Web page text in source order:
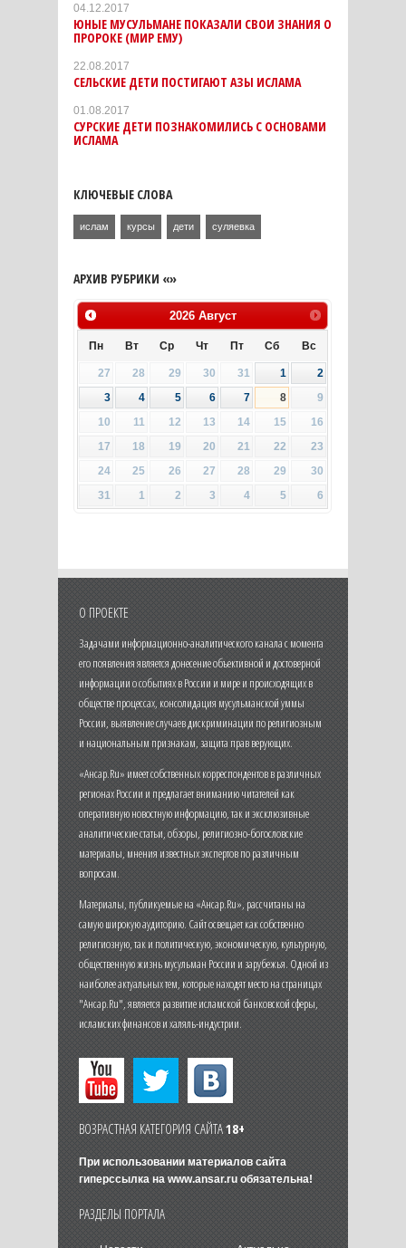
04.12.2017
ЮНЫЕ МУСУЛЬМАНЕ ПОКАЗАЛИ СВОИ ЗНАНИЯ О
ПРОРОКЕ (МИР ЕМУ)
22.08.2017
СЕЛЬСКИЕ ДЕТИ ПОСТИГАЮТ АЗЫ ИСЛАМА
01.08.2017
СУРСКИЕ ДЕТИ ПОЗНАКОМИЛИСЬ С ОСНОВАМИ
ИСЛАМА
КЛЮЧЕВЫЕ СЛОВА
ислам курсы дети суляевка
АРХИВ РУБРИКИ «»
2026 Август
Пн Вт Ср Чт Пт Сб Вс
27 28 29 30 31 1
2
3
4 5 6 7 8
9
10
11 12 13 14 15
16
17
18 19 20 21 22
23
24
25 26 27 28 29
30
31
1 2 3 4 5 6
О ПРОЕКТЕ
Задачами информационно-аналитического канала с момента
его появления является донесение объективной и достоверной
информации о событиях в России и мире и происходящих в
обществе процессах, консолидация мусульманской уммы
России, выявление случаев дискриминации по религиозным
и национальным признакам, защита прав верующих.
«Ансар.Ru» имеет собственных корреспондентов в различных
регионах России и предлагает вниманию читателей как
оперативную новостную информацию, так и эксклюзивные
аналитические статьи, обзоры, религиозно-богословские
материалы, мнения известных экспертов по различным
вопросам.
Материалы, публикуемые на «Ансар.Ru», рассчитаны на
самую широкую аудиторию. Сайт освещает как собственно
религиозную, так и политическую, экономическую, культурную,
общественную жизнь мусульман России и зарубежья. Одной из
наиболее актуальных тем, которые находят место на страницах
"Ансар.Ru", является развитие исламской банковской сферы,
исламских финансов и халяль-индустрии.
ВОЗРАСТНАЯ КАТЕГОРИЯ САЙТА18+
При использовании материалов сайта
гиперссылка на www.ansar.ruобязательна!
РАЗДЕЛЫ ПОРТАЛА